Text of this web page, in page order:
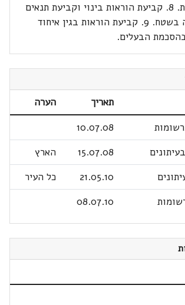
למימוש התוכנית. 8. קביעת הוראות בינוי וקביעת תנאים
למתן היתר בניה בשטח. 9. קביעת הוראות בגין איחוד
הבעלים.
תאריך
הערה
10.07.08
15.07.08
הארץ
21.05.10
כל העיר
08.07.10